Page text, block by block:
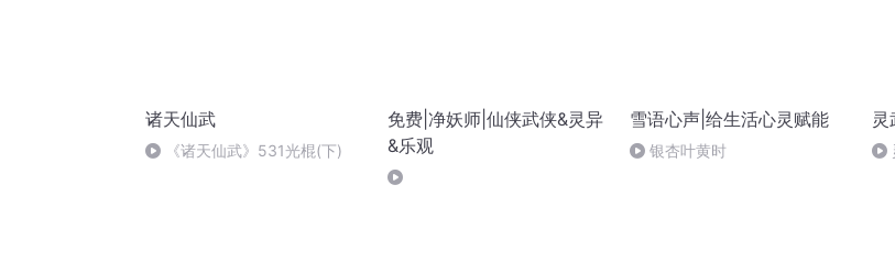
诸天仙武
《诸天仙武》531光棍(下)
免费|净妖师|仙侠武侠&灵异
&乐观
雪语心声|给生活心灵赋能
银杏叶黄时
灵